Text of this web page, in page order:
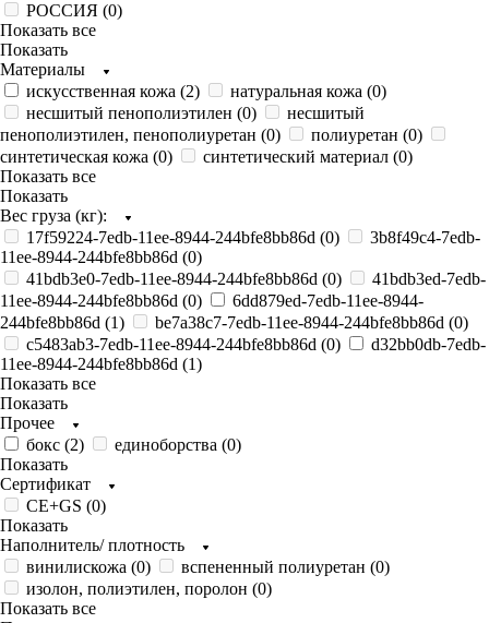
РОССИЯ (0)
Показать все
Показать
Материалы
искусственная кожа (2) натуральная кожа (0)
несшитый пенополиэтилен (0)
несшитый
пенополиэтилен, пенополиуретан (0) полиуретан (0)
синтетическая кожа (0) синтетический материал (0)
Показать все
Показать
Вес груза (кг):
17f59224-7edb-11ee-8944-244bfe8bb86d (0)
3b8f49c4-7edb-
11ee-8944-244bfe8bb86d (0)
41bdb3e0-7edb-11ee-8944-244bfe8bb86d (0)
41bdb3ed-7edb-
11ee-8944-244bfe8bb86d (0)
6dd879ed-7edb-11ee-8944-
244bfe8bb86d (1) be7a38c7-7edb-11ee-8944-244bfe8bb86d (0)
c5483ab3-7edb-11ee-8944-244bfe8bb86d (0)
d32bb0db-7edb-
11ee-8944-244bfe8bb86d (1)
Показать все
Показать
Прочее
бокс (2) единоборства (0)
Показать
Сертификат
CE+GS (0)
Показать
Наполнитель/ плотность
винилискожа (0) вспененный полиуретан (0)
изолон, полиэтилен, поролон (0)
Показать все